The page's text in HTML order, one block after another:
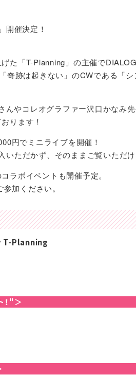
開催決定！
た「T-Planning」の主催で
奇跡は起きない」のCWである「
やコレオグラファー沢口かなみ
ります！
円でミニライブを開催！
ただかず、そのままご覧いただけ
ラボイベントも開催予定。
加ください。
T-Planning
！"＞